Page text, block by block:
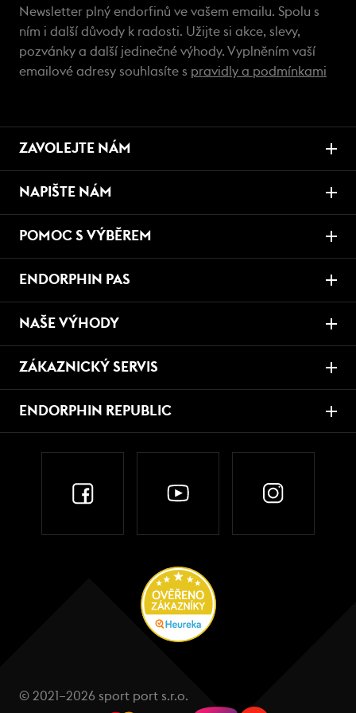
Newsletter plný endorfinů ve vašem emailu. Spolu s
ním i další důvody k radosti. Užijte si akce, slevy,
pozvánky a další jedinečné výhody. Vyplněním vaší
emailové adresy souhlasíte s pravidly a podmínkami
ZAVOLEJTE NÁM
NAPIŠTE NÁM
POMOC S VÝBĚREM
ENDORPHIN PAS
NAŠE VÝHODY
ZÁKAZNICKÝ SERVIS
ENDORPHIN REPUBLIC
© 2021–2026 sport port s.r.o.